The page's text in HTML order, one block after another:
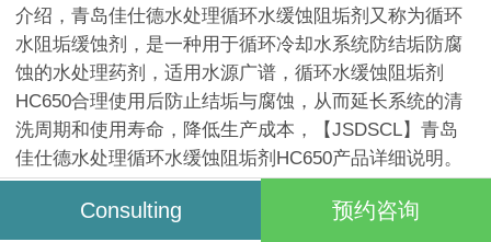
介绍，青岛佳仕德水处理循环水缓蚀阻垢剂又称为循环
水阻垢缓蚀剂，是一种用于循环冷却水系统防结垢防腐
蚀的水处理药剂，适用水源广谱，循环水缓蚀阻垢剂
HC650合理使用后防止结垢与腐蚀，从而延长系统的清
洗周期和使用寿命，降低生产成本，
【JSDSCL】 青岛
佳仕德水处理循环水缓蚀阻垢剂HC650产品详细说明。
Consulting 预约咨询